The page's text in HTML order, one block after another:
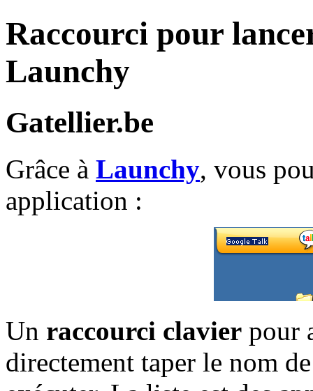
Raccourci pour
Launchy
Gatellier.be
Grâce à Launchy, vous
application :
Un raccourci clavier pour
directement taper le nom